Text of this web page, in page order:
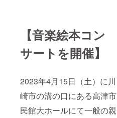
【音楽絵本コン
サートを開催】
2023年4月15日（土）に川
崎市の溝の口にある高津市
民館大ホールにて一般の親